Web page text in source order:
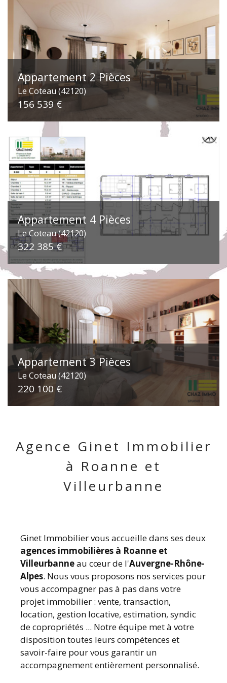
Appartement 2 Pièces
Le Coteau (42120)
156 539 €
Appartement 4 Pièces
Le Coteau (42120)
322 385 €
Appartement 3 Pièces
Le Coteau (42120)
220 100 €
Agence Ginet Immobilier
à Roanne et
Villeurbanne
Ginet Immobilier vous accueille dans ses deux
agences immobilières à Roanne et
Villeurbanneau cœur de l'Auvergne-Rhône-
Alpes. Nous vous proposons nos services pour
vous accompagner pas à pas dans votre
projet immobilier : vente, transaction,
location, gestion locative, estimation, syndic
de copropriétés ... Notre équipe met à votre
disposition toutes leurs compétences et
savoir-faire pour vous garantir un
accompagnement entièrement personnalisé.